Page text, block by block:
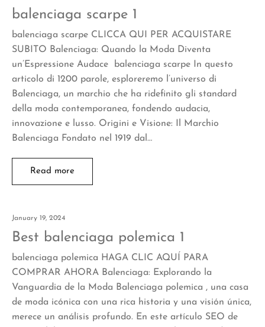
balenciaga scarpe 1
balenciaga scarpe CLICCA QUI PER ACQUISTARE
SUBITO Balenciaga: Quando la Moda Diventa
un’Espressione Audace balenciaga scarpe In questo
articolo di 1200 parole, esploreremo l’universo di
Balenciaga, un marchio che ha ridefinito gli standard
della moda contemporanea, fondendo audacia,
innovazione e lusso. Origini e Visione: Il Marchio
Balenciaga Fondato nel 1919 dal…
Read more
January 19, 2024
Best balenciaga polemica 1
balenciaga polemica HAGA CLIC AQUÍ PARA
COMPRAR AHORA Balenciaga: Explorando la
Vanguardia de la Moda Balenciaga polemica , una casa
de moda icónica con una rica historia y una visión única,
merece un análisis profundo. En este artículo SEO de